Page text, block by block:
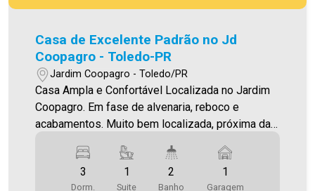
Casa de Excelente Padrão no Jd
Coopagro - Toledo-PR
Jardim Coopagro - Toledo/PR
Casa Ampla e Confortável Localizada no Jardim
Coopagro. Em fase de alvenaria, reboco e
acabamentos. Muito bem localizada, próxima da
Sala de estar (com lustre) - Sala de jantar -
Cozinha (integrada com as salas de estar/jantar)
3
Dorm.
1
Suite
2
Banho
1
Garagem